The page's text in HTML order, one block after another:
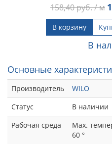
158,40руб. / м
В корзину
В
Основные
Производитель
WILO
Статус
В наличии
Рабочая среда
Max.
60 °